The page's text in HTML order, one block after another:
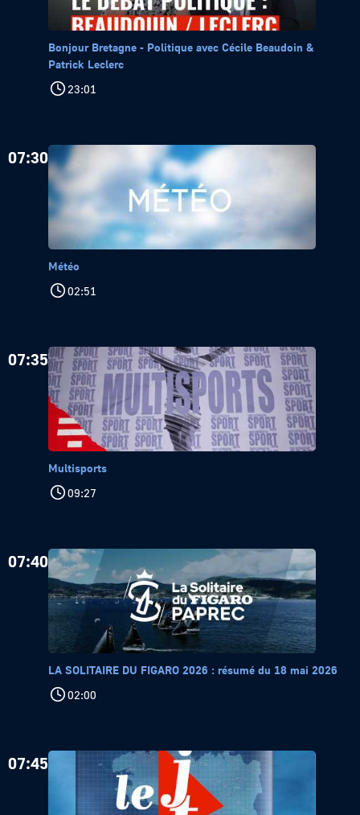
Bonjour Bretagne - Politique avec Cécile Beaudoin &
Patrick Leclerc
23:01
07:30
Météo
02:51
07:35
Multisports
09:27
07:40
LA SOLITAIRE DU FIGARO 2026 : résumé du 18 mai 2026
02:00
07:45